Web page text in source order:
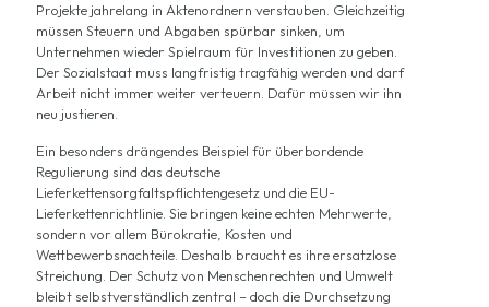
Projekte jahrelang in Aktenordnern verstauben. Gleichzeitig
müssen Steuern und Abgaben spürbar sinken, um
Unternehmen wieder Spielraum für Investitionen zu geben.
Der Sozialstaat muss langfristig tragfähig werden und darf
Arbeit nicht immer weiter verteuern. Dafür müssen wir ihn
neu justieren.
Ein besonders drängendes Beispiel für überbordende
Regulierung sind das deutsche
Lieferkettensorgfaltspflichtengesetz und die EU-
Lieferkettenrichtlinie. Sie bringen keine echten Mehrwerte,
sondern vor allem Bürokratie, Kosten und
Wettbewerbsnachteile. Deshalb braucht es ihre ersatzlose
Streichung. Der Schutz von Menschenrechten und Umwelt
bleibt selbstverständlich zentral – doch die Durchsetzung